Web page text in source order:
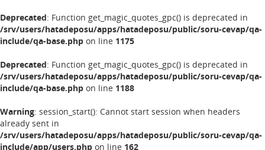
Deprecated: Function get_magic_quotes_gpc() is deprecated in
/srv/users/hatadeposu/apps/hatadeposu/public/soru-cevap/qa-
include/qa-base.php on line 1175
Deprecated: Function get_magic_quotes_gpc() is deprecated in
/srv/users/hatadeposu/apps/hatadeposu/public/soru-cevap/qa-
include/qa-base.php on line 1188
Warning: session_start(): Cannot start session when headers
already sent in
/srv/users/hatadeposu/apps/hatadeposu/public/soru-cevap/qa-
include/app/users.php on line 162